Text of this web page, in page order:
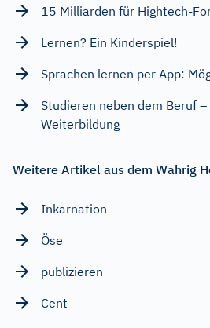
15 Milliarden für Hightech-
Lernen? Ein Kinderspiel!
Sprachen lernen per App:
Studieren neben dem Beruf
Weiterbildung
Weitere Artikel aus dem Wahrig
Inkarnation
Öse
publizieren
Cent